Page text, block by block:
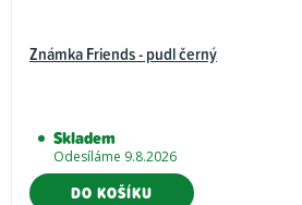
Známka Friends - pudl černý
Skladem
Odesíláme 9.8.2026
DO KOŠÍKU